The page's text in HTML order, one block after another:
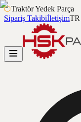
⬡Traktör Yedek Parça
Sipariş TakibiİletişimTR